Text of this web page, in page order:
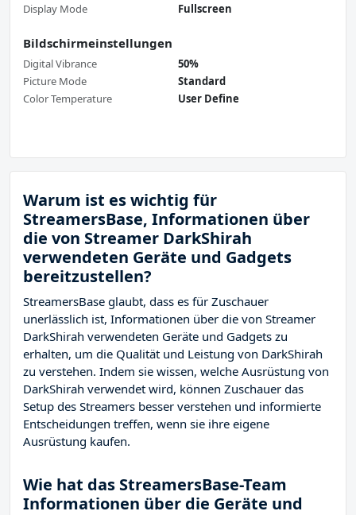
Display Mode
Fullscreen
Bildschirmeinstellungen
Digital Vibrance
50%
Picture Mode
Standard
Color Temperature
User Define
Warum ist es wichtig für
StreamersBase, Informationen über
die von Streamer DarkShirah
verwendeten Geräte und Gadgets
bereitzustellen?
StreamersBase glaubt, dass es für Zuschauer
unerlässlich ist, Informationen über die von Streamer
DarkShirah verwendeten Geräte und Gadgets zu
erhalten, um die Qualität und Leistung von DarkShirah
zu verstehen. Indem sie wissen, welche Ausrüstung von
DarkShirah verwendet wird, können Zuschauer das
Setup des Streamers besser verstehen und informierte
Entscheidungen treffen, wenn sie ihre eigene
Ausrüstung kaufen.
Wie hat das StreamersBase-Team
Informationen über die Geräte und